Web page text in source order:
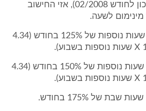
לשעה (19.95 ₪ נכון לחודש 02/2008), אזי החישוב
לשעה.
ג. התובע עבד 52 שעות נוספות של 125% בחודש (4.34
ד. התובע עבד 43 שעות נוספות של 150% בחודש (4.34